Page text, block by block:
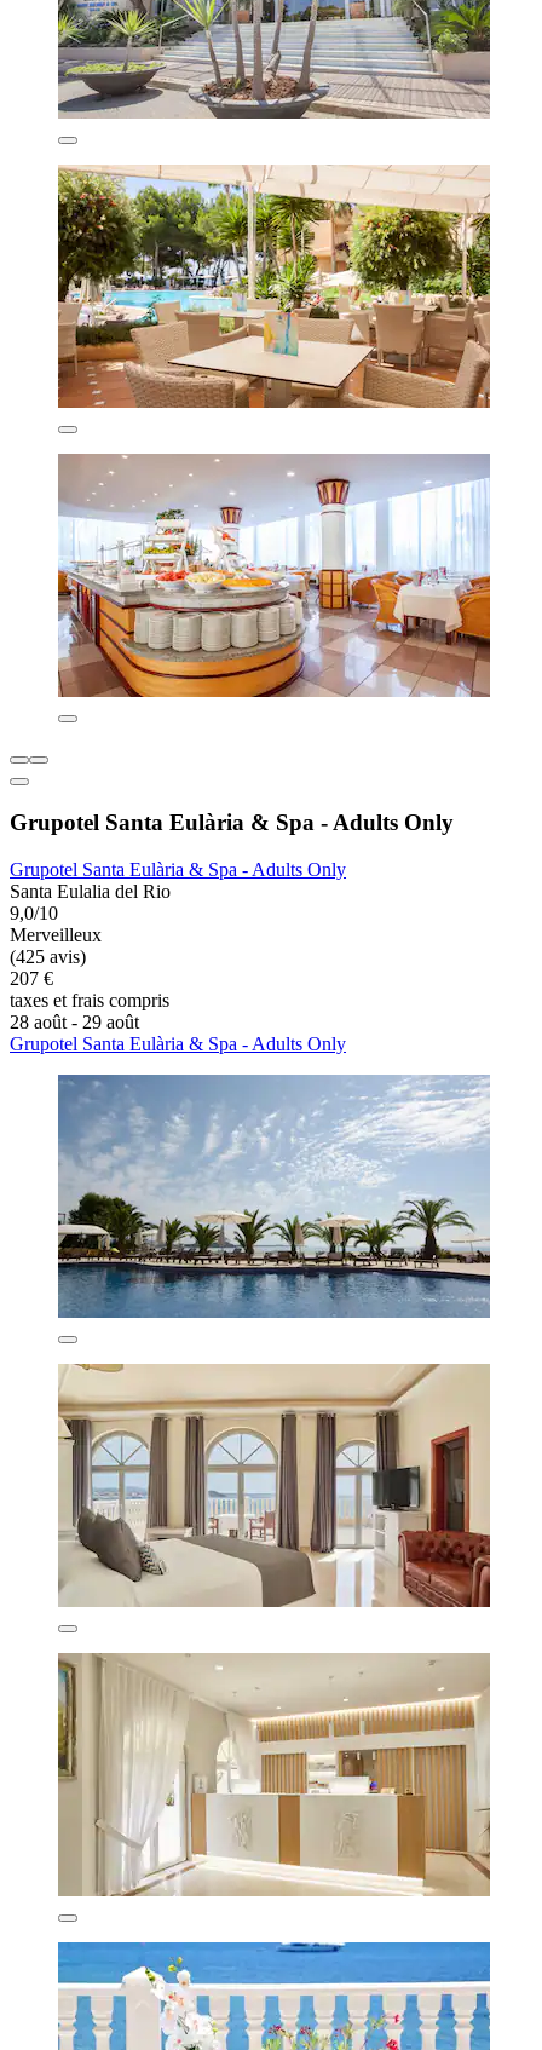
Grupotel Santa Eulària & Spa - Adults Only
Grupotel Santa Eulària & Spa - Adults Only
Santa Eulalia del Rio
9,0/10
Merveilleux
(425 avis)
207 €
taxes et frais compris
28 août - 29 août
Grupotel Santa Eulària & Spa - Adults Only